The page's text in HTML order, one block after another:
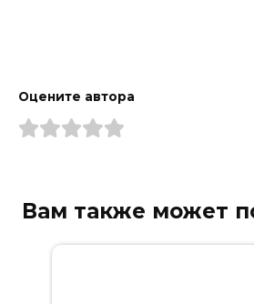
Оцените автора
Вам также может